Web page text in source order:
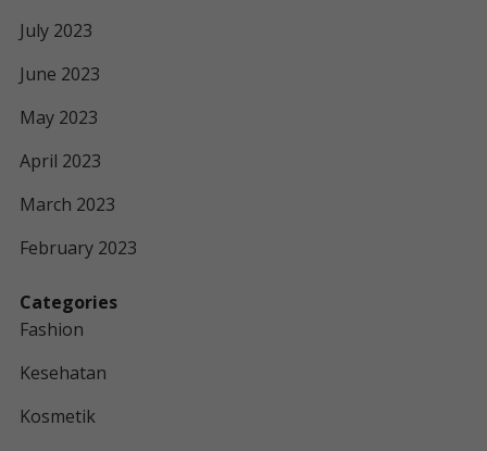
July 2023
June 2023
May 2023
April 2023
March 2023
February 2023
Categories
Fashion
Kesehatan
Kosmetik